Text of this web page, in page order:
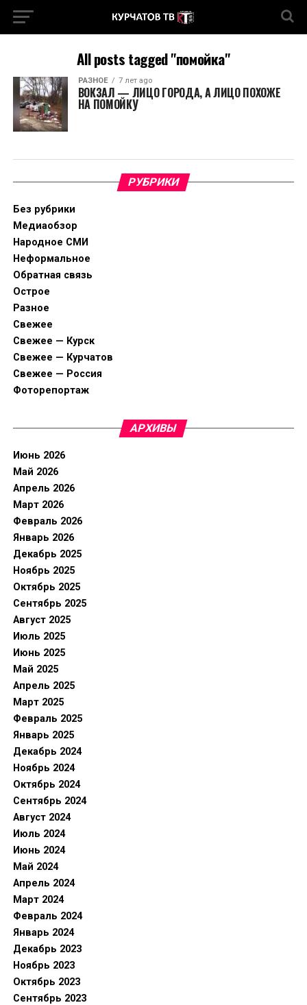
All posts tagged "помойка"
РАЗНОЕ 7 лет ago
ВОКЗАЛ — ЛИЦО ГОРОДА, А ЛИЦО ПОХОЖЕ
НА ПОМОЙКУ
РУБРИКИ
Без рубрики
Медиаобзор
Народное СМИ
Неформальное
Обратная связь
Острое
Разное
Свежее
Свежее — Курск
Свежее — Курчатов
Свежее — Россия
Фоторепортаж
АРХИВЫ
Июнь 2026
Май 2026
Апрель 2026
Март 2026
Февраль 2026
Январь 2026
Декабрь 2025
Ноябрь 2025
Октябрь 2025
Сентябрь 2025
Август 2025
Июль 2025
Июнь 2025
Май 2025
Апрель 2025
Март 2025
Февраль 2025
Январь 2025
Декабрь 2024
Ноябрь 2024
Октябрь 2024
Сентябрь 2024
Август 2024
Июль 2024
Июнь 2024
Май 2024
Апрель 2024
Март 2024
Февраль 2024
Январь 2024
Декабрь 2023
Ноябрь 2023
Октябрь 2023
Сентябрь 2023